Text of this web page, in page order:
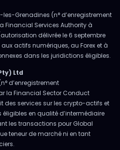
Grenadines (n° d’enregistrement
Financial Services Authority à
délivrée le 6 septembre
actifs numériques, au Forex et à
dans les juridictions éligibles.
Ltd
d’enregistrement
la Financial Sector Conduct
des services sur les crypto-actifs et
en qualité d’intermédiaire
les transactions pour Global
teneur de marché ni en tant